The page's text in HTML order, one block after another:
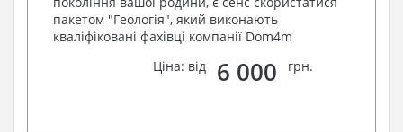
пакетом "Геологія", який виконають
кваліфіковані фахівці компанії Dom4m
Ціна: від
6 000 грн.